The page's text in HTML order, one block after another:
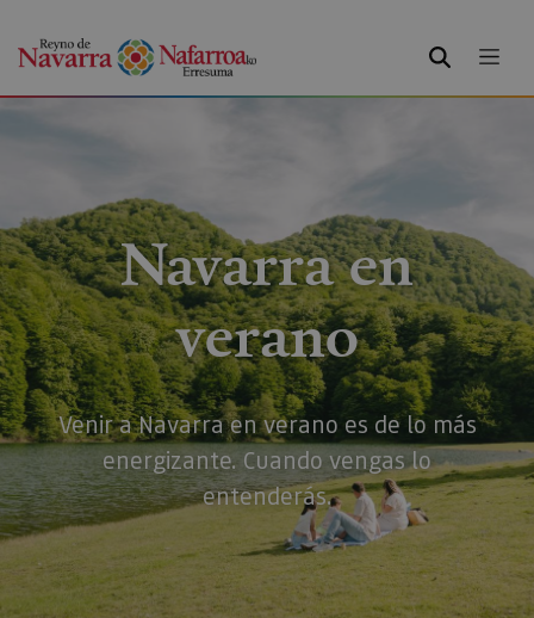
BUSCAR
Navarra en
verano
Venir a Navarra en verano es de lo más
energizante. Cuando vengas lo
entenderás.